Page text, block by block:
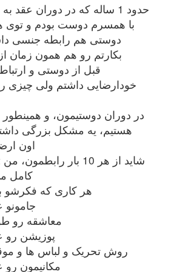
حدود 1 ساله که در دوران عقد به سر می برم
با همسرم دوست بودم و توی
دوستی هم رابطه جنسی
بکارتم رو هم همون زمان
قبل از دوستی و
خودارضایی داشتم ولی چیزی
در دوران دوستیمون، و همینطور
هستیم، یه مشکل بزرگی
اون
کامل
هر کاری که فکرشو
معاشقه رو
پوزیشن
روش تحریک و لباس ها و
مکانیمون